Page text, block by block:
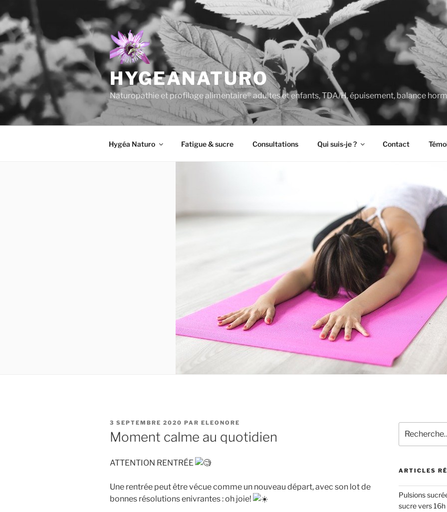
au
contenu
principal
HYGEANATURO
Naturopathie et profilage alimentaire® adultes et enfants, TDA/H, épuisement, balance
Hygéa Naturo Fatigue & sucre Consultations Qui suis-je ? Contact
PUBLIÉ
LE
3 SEPTEMBRE 2020 PAR ELEONORE
Moment calme au quotidien
ATTENTION RENTRÉE
Une rentrée peut être vécue comme un nouveau départ, avec son lot de
bonnes résolutions enivrantes : oh joie!
pour
:
ARTICLES
Pulsions
sucre vers